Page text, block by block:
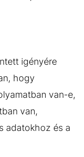
igényére
hogy
van-e,
van,
adatokhoz és a